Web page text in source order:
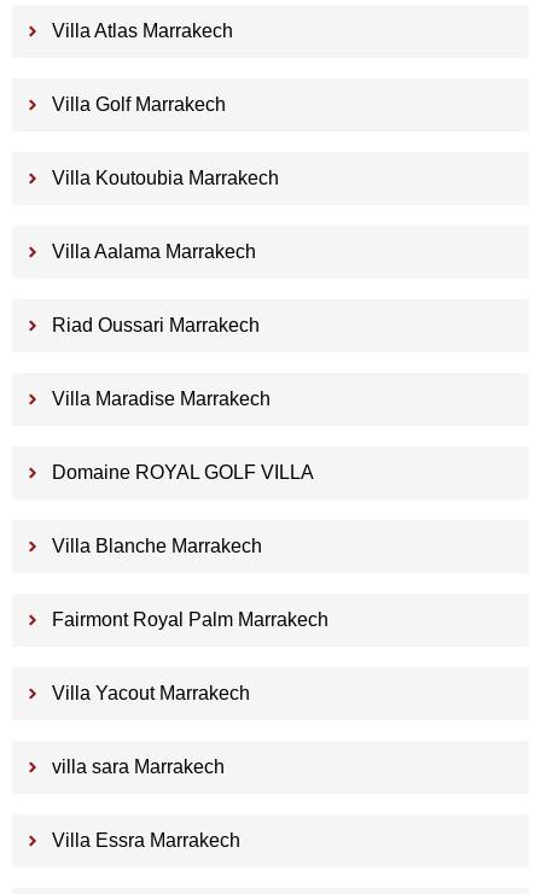
Villa Atlas Marrakech
Villa Golf Marrakech
Villa Koutoubia Marrakech
Villa Aalama Marrakech
Riad Oussari Marrakech
Villa Maradise Marrakech
Domaine ROYAL GOLF VILLA
Villa Blanche Marrakech
Fairmont Royal Palm Marrakech
Villa Yacout Marrakech
villa sara Marrakech
Villa Essra Marrakech